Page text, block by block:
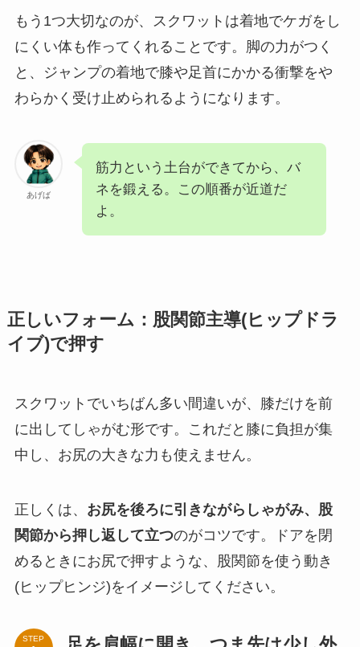
もう1つ大切なのが、スクワットは着地でケガをし
にくい体も作ってくれることです。脚の力がつく
と、ジャンプの着地で膝や足首にかかる衝撃をや
わらかく受け止められるようになります。
あげば
筋力という土台ができてから、バ
ネを鍛える。この順番が近道だ
よ。
正しいフォーム：股関節主導(ヒップドラ
イブ)で押す
スクワットでいちばん多い間違いが、膝だけを前
に出してしゃがむ形です。これだと膝に負担が集
中し、お尻の大きな力も使えません。
正しくは、 お尻を後ろに引きながらしゃがみ、股
関節から押し返して立つのがコツです。ドアを閉
めるときにお尻で押すような、股関節を使う動き
(ヒップヒンジ)をイメージしてください。
STEP